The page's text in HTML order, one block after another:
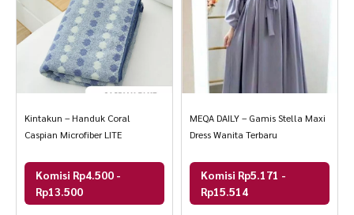
Kintakun – Handuk Coral
Caspian Microfiber LITE
Komisi Rp4.500 -
Rp13.500
MEQA DAILY – Gamis Stella Maxi
Dress Wanita Terbaru
Komisi Rp5.171 -
Rp15.514